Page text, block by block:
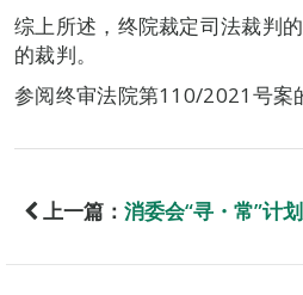
综上所述，终院裁定司法裁判
的裁判。
参阅终审法院第110/2021号案
上一篇： 消委会“寻・常”计